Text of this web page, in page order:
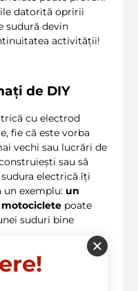
datorită opririi
sudură devin
activității!
de DIY
cu electrod
fie că este vorba
vechi sau lucrări de
sau să
electrică îți
un exemplu: un
poate
suduri bine